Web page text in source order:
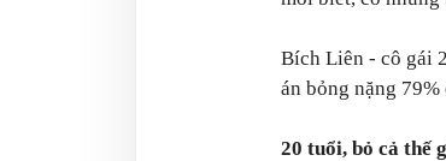
Bích Liên - cô gái
án bỏng nặng
20 tuổi, bỏ cả thế